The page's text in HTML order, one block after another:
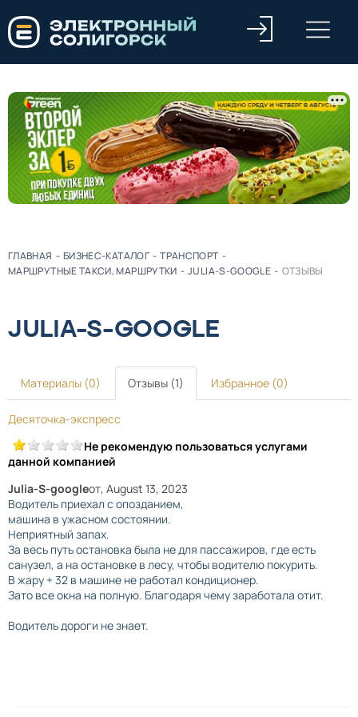
ГЛАВНАЯ - БИЗНЕС-КАТАЛОГ - ТРАНСПОРТ -
МАРШРУТНЫЕ ТАКСИ, МАРШРУТКИ - JULIA-S-GOOGLE - ОТЗЫВЫ
JULIA-S-GOOGLE
Материалы (0) Отзывы (1) Избранное (0)
Десяточка-экспресс
Не рекомендую пользоваться услугами
данной компанией
от
Julia-S-google
, August 13, 2023
Водитель приехал с опозданием,
машина в ужасном состоянии.
Неприятный запах.
За весь путь остановка была не для пассажиров, где есть
санузел, а на остановке в лесу, чтобы водителю покурить.
В жару + 32 в машине не работал кондиционер.
Зато все окна на полную. Благодаря чему заработала отит.
Водитель дороги не знает.